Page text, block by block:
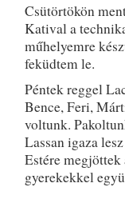
Csütörtökön
Katival a
műhelyemre
feküdtem le.
Péntek reggel
Bence, Feri,
voltunk.
Lassan igaza
Estére megjöttek
gyerekekkel